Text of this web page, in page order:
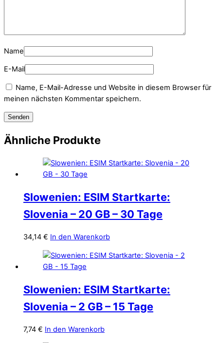
Name
E-Mail
Name, E-Mail-Adresse und Website in diesem Browser für
meinen nächsten Kommentar speichern.
Ähnliche Produkte
Slowenien: ESIM Startkarte:
Slovenia – 20 GB – 30 Tage
34,14 € In den Warenkorb
Slowenien: ESIM Startkarte:
Slovenia – 2 GB – 15 Tage
7,74 € In den Warenkorb